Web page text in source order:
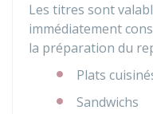
Les titres sont
immédiatement
la préparation du
Plats
Sandwichs